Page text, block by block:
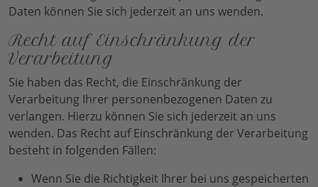
Daten können Sie sich jederzeit an uns wenden.
Recht auf Einschränkung der
Verarbeitung
Sie haben das Recht, die Einschränkung der
Verarbeitung Ihrer personenbezogenen Daten zu
verlangen. Hierzu können Sie sich jederzeit an uns
wenden. Das Recht auf Einschränkung der Verarbeitung
besteht in folgenden Fällen:
Wenn Sie die Richtigkeit Ihrer bei uns gespeicherten